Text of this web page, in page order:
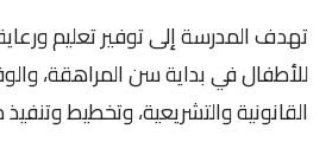
تهدف المدرسة إلى توفير تعليم
للأطفال في بداية سن المراهقة،
القانونية والتشريعية، وتخطيط